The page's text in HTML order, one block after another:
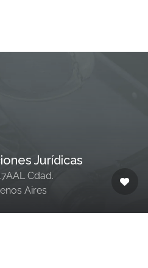
Jurídicas
Cdad.
Aires